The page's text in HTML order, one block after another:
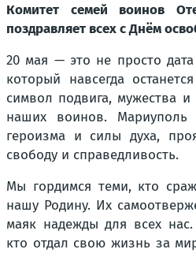
Комитет семей воинов
поздравляет всех с Днём
20 мая — это не просто
который навсегда
символ подвига, мужества и
наших воинов. Мариуполь
героизма и силы духа,
свободу и справедливость.
Мы гордимся теми, кто
нашу Родину. Их
маяк надежды для всех
кто отдал свою жизнь за